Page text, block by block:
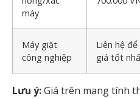
máy
Máy giặt
công nghiệp
Liên hệ
giá tốt
Lưu ý:Giá trên mang tính